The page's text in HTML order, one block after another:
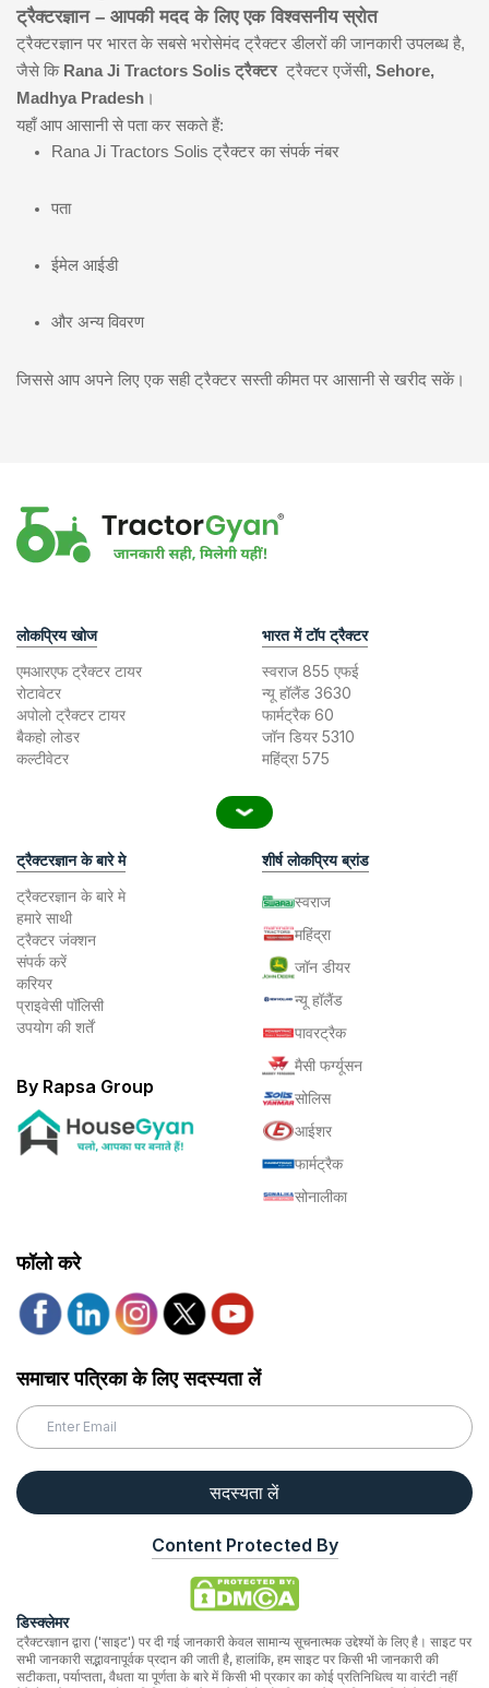
ट्रैक्टरज्ञान – आपकी मदद के लिए एक विश्वसनीय स्रोत
ट्रैक्टरज्ञान पर भारत के सबसे भरोसेमंद ट्रैक्टर डीलरों की जानकारी उपलब्ध है,
जैसे कि Rana Ji Tractors Solis ट्रैक्टर ट्रैक्टर एजेंसी, Sehore,
Madhya Pradesh ।
यहाँ आप आसानी से पता कर सकते हैं:
Rana Ji Tractors Solis ट्रैक्टर का संपर्क नंबर
पता
ईमेल आईडी
और अन्य विवरण
जिससे आप अपने लिए एक सही ट्रैक्टर सस्ती कीमत पर आसानी से खरीद सकें।
लोकप्रिय खोज
एमआरएफ ट्रैक्टर टायर
रोटावेटर
अपोलो ट्रैक्टर टायर
बैकहो लोडर
कल्टीवेटर
भारत में टॉप ट्रैक्टर
स्वराज 855 एफई
न्यू हॉलैंड 3630
फार्मट्रैक 60
जॉन डियर 5310
महिंद्रा 575
ट्रैक्टरज्ञान के बारे मे
ट्रैक्टरज्ञान के बारे मे
हमारे साथी
ट्रैक्टर जंक्शन
संपर्क करें
करियर
प्राइवेसी पॉलिसी
उपयोग की शर्तें
By Rapsa Group
शीर्ष लोकप्रिय ब्रांड
स्वराज
महिंद्रा
जॉन डीयर
न्यू हॉलैंड
पावरट्रैक
मैसी फर्ग्यूसन
सोलिस
आईशर
फार्मट्रैक
सोनालीका
फॉलो करे
समाचार पत्रिका के लिए सदस्यता लें
सदस्यता लें
Content Protected By
डिस्क्लेमर
ट्रैक्टरज्ञान द्वारा ('साइट') पर दी गई जानकारी केवल सामान्य सूचनात्मक उद्देश्यों के लिए है। साइट पर
सभी जानकारी सद्भावनापूर्वक प्रदान की जाती है, हालांकि, हम साइट पर किसी भी जानकारी की
सटीकता, पर्याप्तता, वैधता या पूर्णता के बारे में किसी भी प्रकार का कोई प्रतिनिधित्व या वारंटी नहीं